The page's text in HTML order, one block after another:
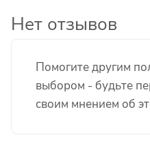
Помогите другим
выбором - будьте
своим мнением об
Нет отзывов